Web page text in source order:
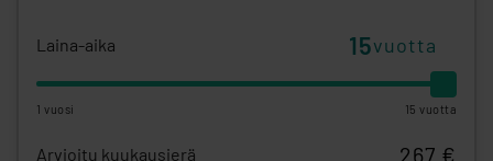
Laina-aika vuotta
1 vuosi 15 vuotta
Arvioitu kuukausierä 267 €